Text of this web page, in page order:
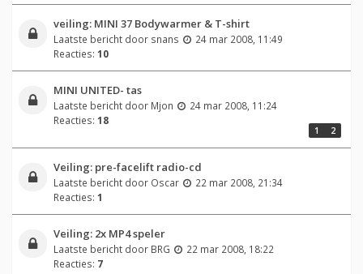
veiling: MINI 37 Bodywarmer & T-shirt
Laatste bericht door snans
24 mar 2008, 11:49
Reacties: 10
MINI UNITED- tas
Laatste bericht door Mjon
24 mar 2008, 11:24
Reacties: 18
1 2
Veiling: pre-facelift radio-cd
Laatste bericht door Oscar
22 mar 2008, 21:34
Reacties: 1
Veiling: 2x MP4 speler
Laatste bericht door BRG
22 mar 2008, 18:22
Reacties: 7